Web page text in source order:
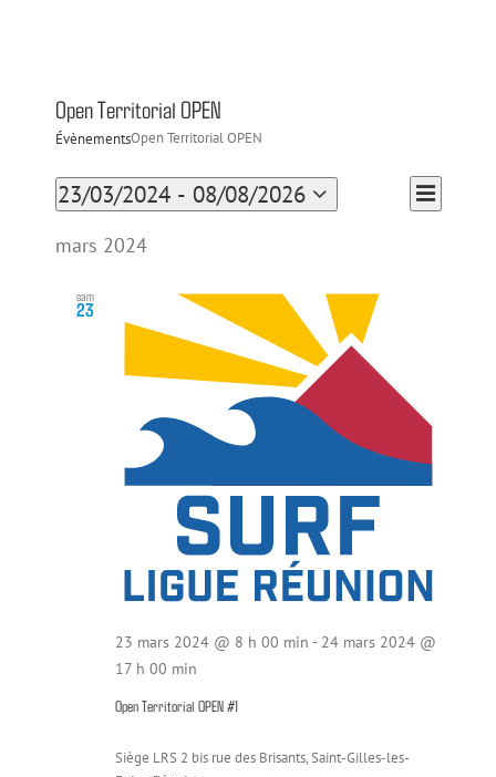
Open Territorial OPEN
ÉvènementsOpen Territorial OPEN
Évènements
Navigation
Navigation
de
Liste
23/03/2024 - 08/08/2026
Sélectionnez
une
mars 2024
sam
23
Open Territorial OPEN #1
23 mars 2024 @ 8 h 00 min - 24 mars 2024 @
17 h 00 min
Siège LRS 2 bis rue des Brisants, Saint-Gilles-les-